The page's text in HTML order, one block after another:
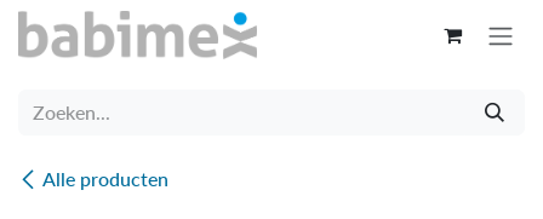
Overslaan naar inhoud
Alle producten